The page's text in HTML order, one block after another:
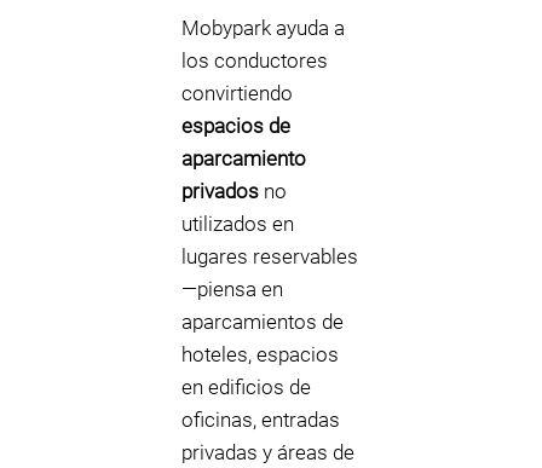
Mobypark ayuda a
los conductores
convirtiendo
espacios de
aparcamiento
privados no
utilizados en
lugares reservables
—piensa en
aparcamientos de
hoteles, espacios
en edificios de
oficinas, entradas
privadas y áreas de